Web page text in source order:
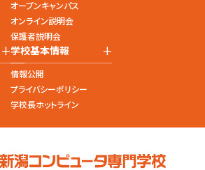
オープンキャンパス
オンライン説明会
保護者説明会
+学校基本情報 +
情報公開
プライバシーポリシー
学校長ホットライン